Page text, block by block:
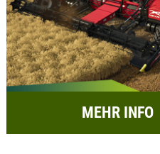
MEHR INFO